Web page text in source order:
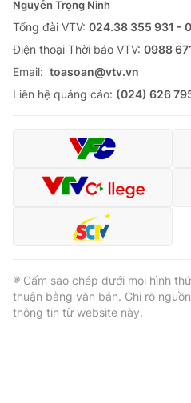
Nguyễn Trọng Ninh
Tổng đài VTV: 024.38 355 931 -
Ðiện thoại Thời báo VTV: 0988
Email: toasoan@vtv.vn
Liên hệ quảng cáo: (024) 626
® Cấm sao chép dưới mọi hình
thuận bằng văn bản. Ghi rõ
thông tin từ website này.